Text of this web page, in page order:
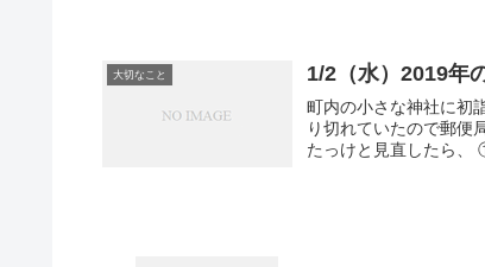
大切なこと 1/2（水）2019年
町内の小さな神社に初
り切れていたので郵便
たっけと見直したら、